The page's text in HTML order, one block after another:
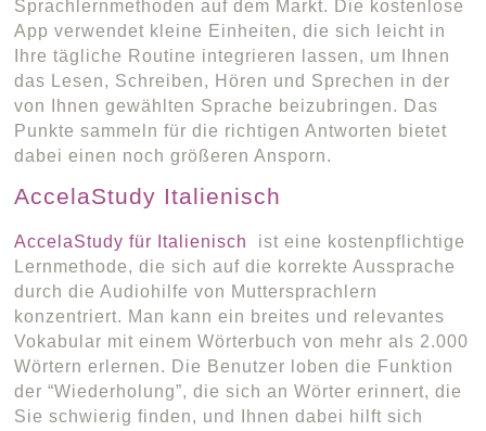
Sprachlernmethoden auf dem Markt. Die kostenlose
App verwendet kleine Einheiten, die sich leicht in
Ihre tägliche Routine integrieren lassen, um Ihnen
das Lesen, Schreiben, Hören und Sprechen in der
von Ihnen gewählten Sprache beizubringen. Das
Punkte sammeln für die richtigen Antworten bietet
dabei einen noch größeren Ansporn.
AccelaStudy Italienisch
AccelaStudy für Italienisch
ist eine kostenpflichtige
Lernmethode, die sich auf die korrekte Aussprache
durch die Audiohilfe von Muttersprachlern
konzentriert. Man kann ein breites und relevantes
Vokabular mit einem Wörterbuch von mehr als 2.000
Wörtern erlernen. Die Benutzer loben die Funktion
der “Wiederholung”, die sich an Wörter erinnert, die
Sie schwierig finden, und Ihnen dabei hilft sich